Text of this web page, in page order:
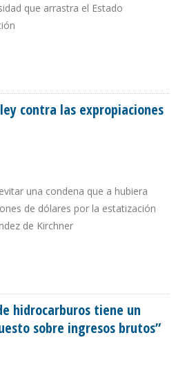
que arrastra el Estado
contra las expropiaciones
una condena que a hubiera
de dólares por la estatización
de Kirchner
hidrocarburos tiene un
sobre ingresos brutos”